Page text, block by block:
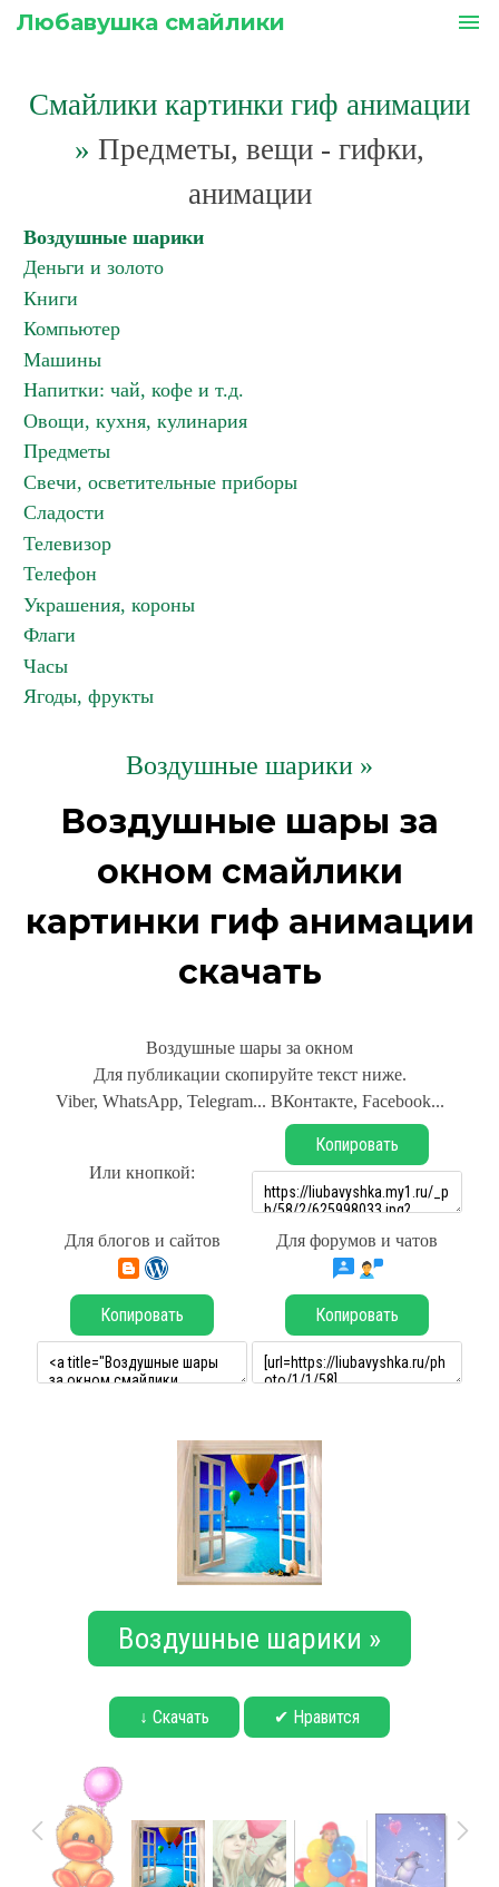
Любавушка смайлики menu
Смайлики картинки гиф анимации
» Предметы, вещи - гифки,
анимации
Воздушные шарики
Деньги и золото
Книги
Компьютер
Машины
Напитки: чай, кофе и т.д.
Овощи, кухня, кулинария
Предметы
Свечи, осветительные приборы
Сладости
Телевизор
Телефон
Украшения, короны
Флаги
Часы
Ягоды, фрукты
Воздушные шарики »
Воздушные шары за
окном смайлики
картинки гиф анимации
скачать
Воздушные шары за окном
Для публикации скопируйте текст ниже.
Viber, WhatsApp, Telegram... ВКонтакте, Facebook...
Или кнопкой:
Копировать
Для блогов и сайтов Для форумов и чатов
Копировать Копировать
Воздушные шарики »
↓ Скачать ✔ Нравится